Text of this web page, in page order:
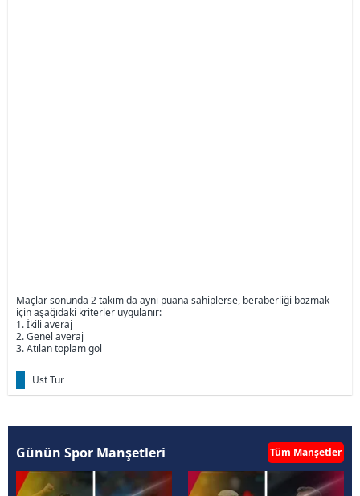
Maçlar sonunda 2 takım da aynı puana sahiplerse, beraberliği bozmak
için aşağıdaki kriterler uygulanır:
1. İkili averaj
2. Genel averaj
3. Atılan toplam gol
Üst Tur
Günün Spor Manşetleri Tüm Manşetler